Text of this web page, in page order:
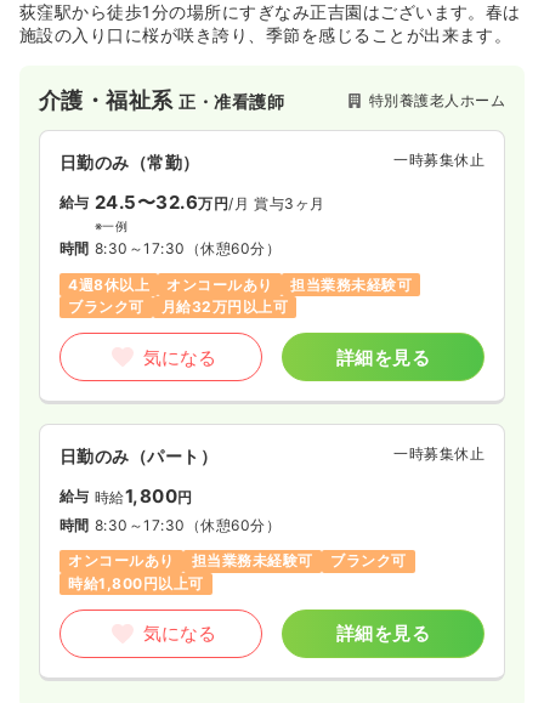
荻窪駅から徒歩1分の場所にすぎなみ正吉園はございます。春は
施設の入り口に桜が咲き誇り、季節を感じることが出来ます。
介護・福祉系正・准看護師 特別養護老人ホーム
日勤のみ（常勤） 一時募集休止
給与 24.5〜32.6万円/月 賞与3ヶ月
※一例
時間 8:30～17:30 （休憩60分）
4週8休以上
オンコールあり
担当業務未経験可
ブランク可
月給32万円以上可
気になる 詳細を見る
日勤のみ（パート） 一時募集休止
給与 時給1,800円
時間 8:30～17:30 （休憩60分）
オンコールあり
担当業務未経験可
ブランク可
時給1,800円以上可
気になる 詳細を見る